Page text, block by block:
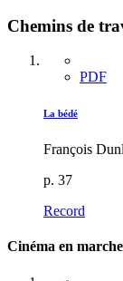
Chemins de
PDF
La bédé
François
p. 37
Record
Cinéma en marche